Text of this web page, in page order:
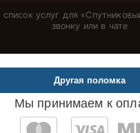
услуг для «
звонку или в чате
Мы принимаем к
Другая поломка